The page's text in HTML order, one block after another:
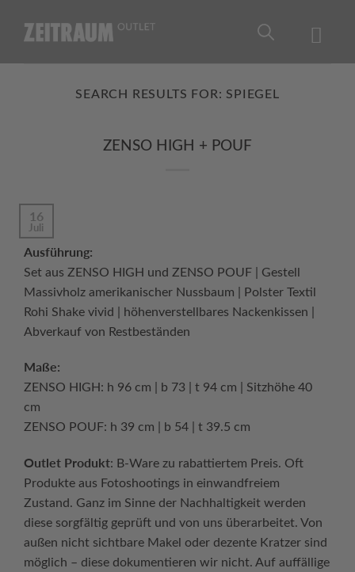
SEARCH RESULTS FOR: SPIEGEL
ZENSO HIGH + POUF
16
Juli
Ausführung:
Set aus ZENSO HIGH und ZENSO POUF | Gestell
Massivholz amerikanischer Nussbaum | Polster Textil
Rohi Shake vivid | höhenverstellbares Nackenkissen |
Abverkauf von Restbeständen
Maße:
ZENSO HIGH: h 96 cm | b 73 | t 94 cm | Sitzhöhe 40
cm
ZENSO POUF: h 39 cm | b 54 | t 39.5 cm
Outlet Produkt: B-Ware zu rabattiertem Preis. Oft
Produkte aus Fotoshootings in einwandfreiem
Zustand. Ganz im Sinne der Nachhaltigkeit werden
diese sorgfältig geprüft und von uns überarbeitet. Von
außen nicht sichtbare Makel oder dezente Kratzer sind
möglich – diese dokumentieren wir nicht. Auf auffällige